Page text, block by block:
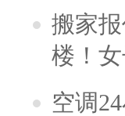
搬家
楼！
空调